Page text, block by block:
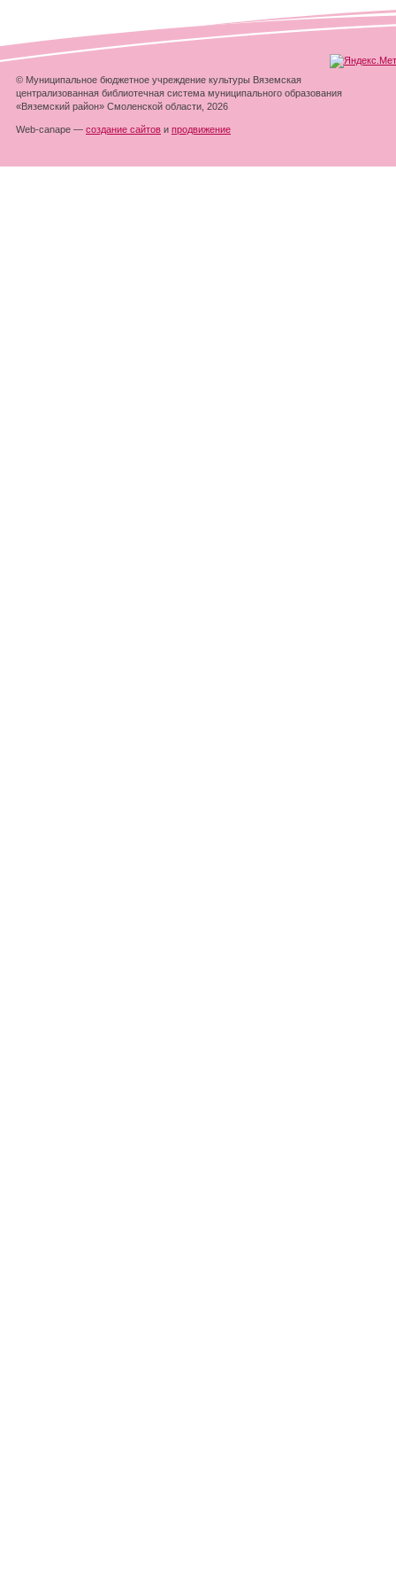
© Муниципальное бюджетное учреждение культуры Вяземская
централизованная библиотечная система муниципального образования
«Вяземский район» Смоленской области, 2026
Web-canape — создание сайтов и продвижение